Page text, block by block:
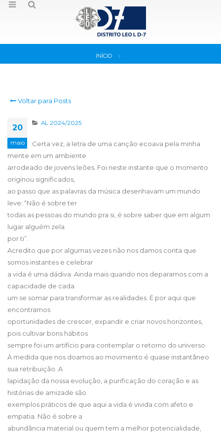
INÍCIO
Voltar para Posts
20
maio
AL 2024/2025
Certa vez, a letra de uma canção ecoava pela minha
mente em um ambiente
arrodeado de jovens leões. Foi neste instante que o momento
originou significados,
ao passo que as palavras da música desenhavam um mundo
leve: “Não é sobre ter
todas as pessoas do mundo pra si, é sobre saber que em algum
lugar alguém zela
por ti”.
Acredito que por algumas vezes não nos damos conta que
somos instantes e celebrar
a vida é uma dádiva. Ainda mais quando nos deparamos com a
capacidade de cada
um se somar para transformar as realidades. É por aqui que
encontramos
oportunidades de crescer, expandir e criar novos horizontes,
pois cultivar bons hábitos
sempre foi um artifício para contemplar o retorno do universo.
À medida que nos doamos ao movimento é quase instantâneo
sua retribuição. A
lapidação da nossa evolução, a purificação do coração e as
histórias de amizade são
exemplos práticos de que aqui a vida é vivida com afeto e
empatia. Não é sobre a
abundância material ou quem tem a melhor potencialidade,